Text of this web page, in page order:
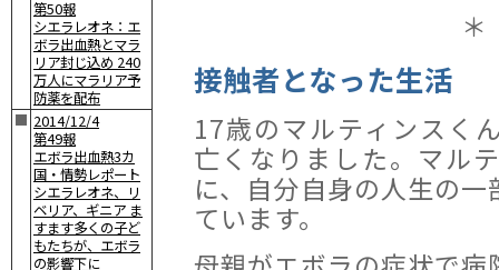
第50報
シエラレオネ：エ
ボラ出血熱とマラ
リア封じ込め 240
万人にマラリア予
防薬を配布
■ 2014/12/4
第49報
エボラ出血熱3カ
国・情勢レポート
シエラレオネ、リ
ベリア、ギニア ま
すます多くの子ど
もたちが、エボラ
の影響下に
接触者となった生活
17歳のマルティンスく
亡くなりました。マル
に、自分自身の人生の
ています。